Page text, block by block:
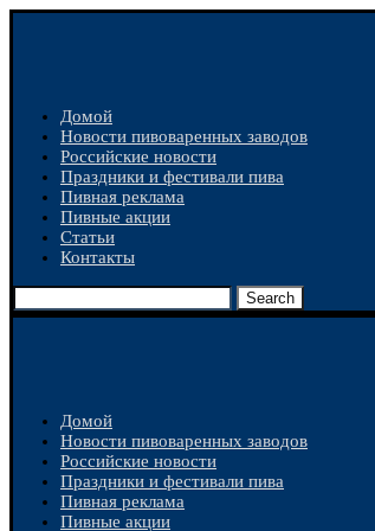
Домой
Новости пивоваренных заводов
Российские новости
Праздники и фестивали пива
Пивная реклама
Пивные акции
Статьи
Контакты
Search
Домой
Новости пивоваренных заводов
Российские новости
Праздники и фестивали пива
Пивная реклама
Пивные акции